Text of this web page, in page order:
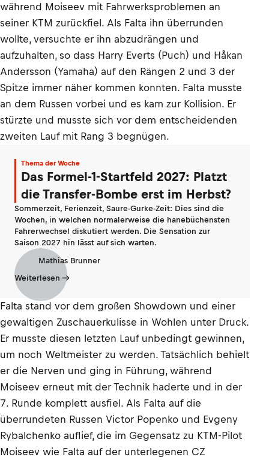
während Moiseev mit Fahrwerksproblemen an
seiner KTM zurückfiel. Als Falta ihn überrunden
wollte, versuchte er ihn abzudrängen und
aufzuhalten, so dass Harry Everts (Puch) und Håkan
Andersson (Yamaha) auf den Rängen 2 und 3 der
Spitze immer näher kommen konnten. Falta musste
an dem Russen vorbei und es kam zur Kollision. Er
stürzte und musste sich vor dem entscheidenden
zweiten Lauf mit Rang 3 begnügen.
Thema der Woche
Das Formel-1-Startfeld 2027: Platzt
die Transfer-Bombe erst im Herbst?
Sommerzeit, Ferienzeit, Saure-Gurke-Zeit: Dies sind die
Wochen, in welchen normalerweise die hanebüchensten
Fahrerwechsel diskutiert werden. Die Sensation zur
Saison 2027 hin lässt auf sich warten.
Mathias Brunner
Weiterlesen
Falta stand vor dem großen Showdown und einer
gewaltigen Zuschauerkulisse in Wohlen unter Druck.
Er musste diesen letzten Lauf unbedingt gewinnen,
um noch Weltmeister zu werden. Tatsächlich behielt
er die Nerven und ging in Führung, während
Moiseev erneut mit der Technik haderte und in der
7. Runde komplett ausfiel. Als Falta auf die
überrundeten Russen Victor Popenko und Evgeny
Rybalchenko auflief, die im Gegensatz zu KTM-Pilot
Moiseev wie Falta auf der unterlegenen CZ